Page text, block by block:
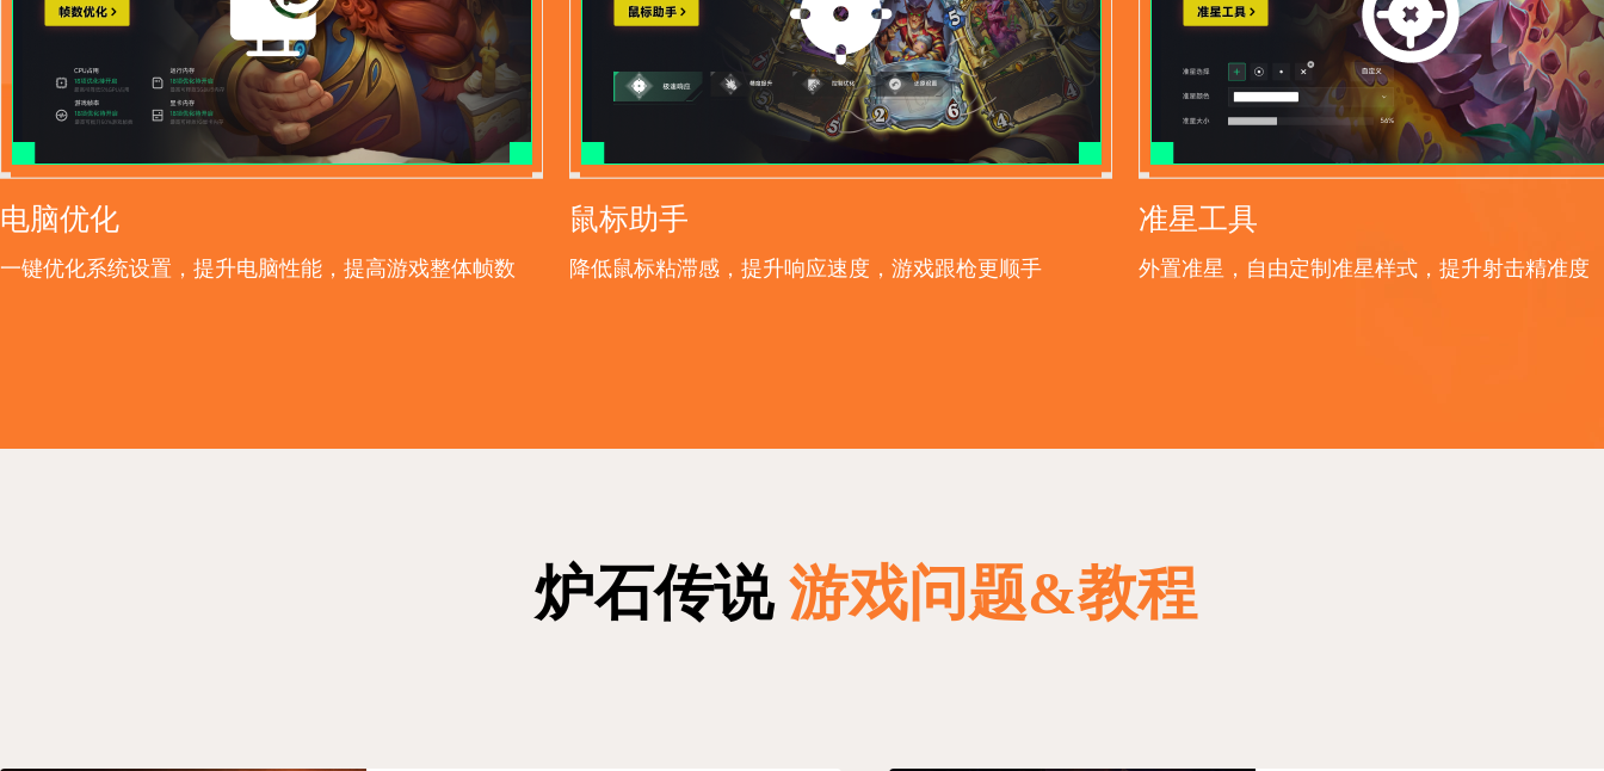
电脑优化
一键优化系统设置，提升电脑性能，提高游戏整体帧数
鼠标助手
降低鼠标粘滞感，提升响应速度，游戏跟枪更顺手
准星工具
外置准星，自由定制准星样式，提升射击精准度
炉石传说游戏问题&教程